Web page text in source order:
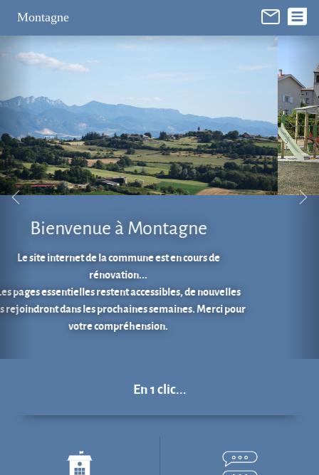
Montagne
Aire de jeux au cœur du village.
En 1 clic...
La mairie Vos démarches